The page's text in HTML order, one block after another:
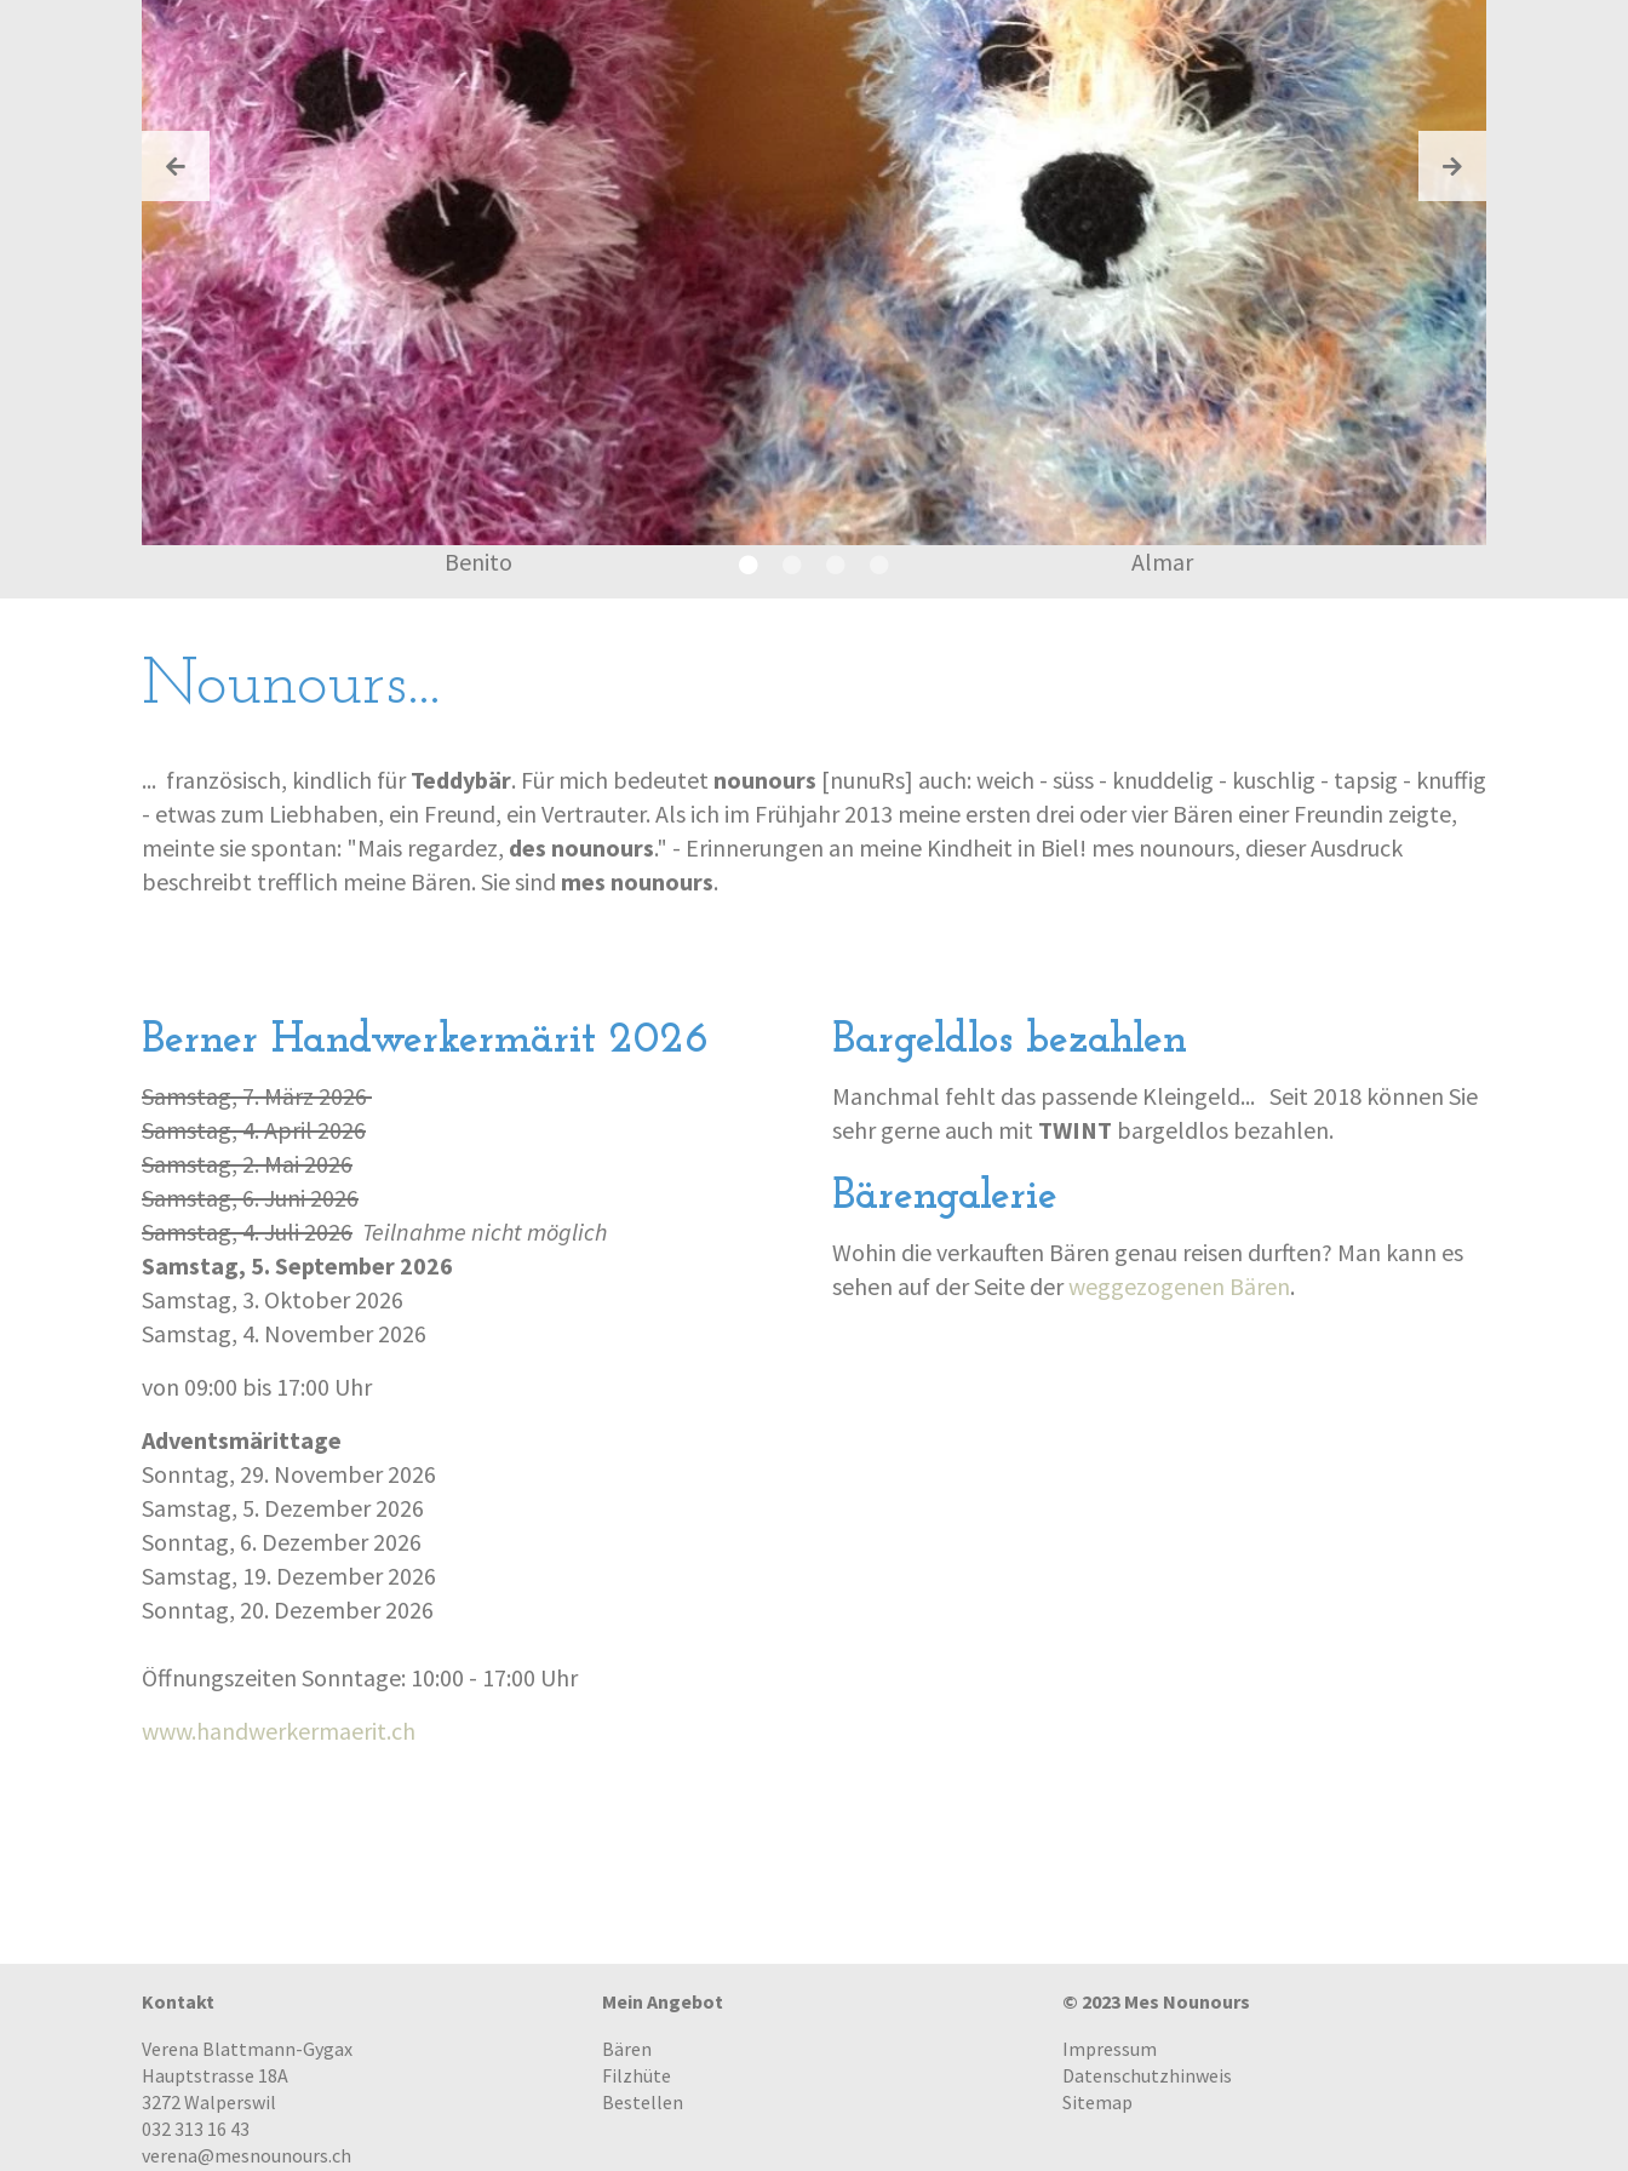
Benito Almar
Nounours...
... französisch, kindlich fürTeddybär. Für mich bedeutet nounours [nunuRs] auch: weich - süss - knuddelig - kuschlig - tapsig - knuffig
- etwas zum Liebhaben, ein Freund, ein Vertrauter. Als ich im Frühjahr 2013 meine ersten drei oder vier Bären einer Freundin zeigte,
meinte sie spontan: "Mais regardez, des nounours." - Erinnerungen an meine Kindheit in Biel! mes nounours, dieser Ausdruck
beschreibt trefflich meine Bären. Sie sind mes nounours.
Berner Handwerkermärit 2026
Samstag, 7. März 2026
Samstag, 4. April 2026
Samstag, 2. Mai 2026
Samstag, 6. Juni 2026
Samstag, 4. Juli 2026 Teilnahme nicht möglich
Samstag, 5. September 2026
Samstag, 3. Oktober 2026
Samstag, 4. November 2026
von 09:00 bis 17:00 Uhr
Adventsmärittage
Sonntag, 29. November 2026
Samstag, 5. Dezember 2026
Sonntag, 6. Dezember 2026
Samstag, 19. Dezember 2026
Sonntag, 20. Dezember 2026
Öffnungszeiten Sonntage: 10:00 - 17:00 Uhr
www.handwerkermaerit.ch
Bargeldlos bezahlen
Manchmal fehlt das passende Kleingeld... Seit 2018 können Sie
sehr gerne auch mit TWINT bargeldlos bezahlen.
Bärengalerie
Wohin die verkauften Bären genau reisen durften? Man kann es
sehen auf der Seite derweggezogenen Bären.
Kontakt
Verena Blattmann-Gygax
Hauptstrasse 18A
3272 Walperswil
032 313 16 43
verena@mesnounours.ch
Mein Angebot
Bären
Filzhüte
Bestellen
© 2023 Mes Nounours
Impressum
Datenschutzhinweis
Sitemap